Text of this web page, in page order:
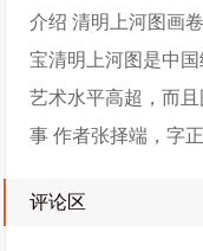
介绍 清明上河图画
宝清明上河图是中
艺术水平高超，而
事 作者张择端，字正
评论区